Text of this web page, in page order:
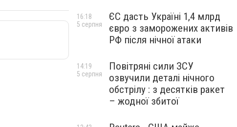
ЄС дасть Україні 1,4 млрд
євро з заморожених активів
РФ після нічної атаки
16:18
5 серпня
Повітряні сили ЗСУ
озвучили деталі нічного
обстрілу : з десятків ракет
– жодної збитої
14:19
5 серпня